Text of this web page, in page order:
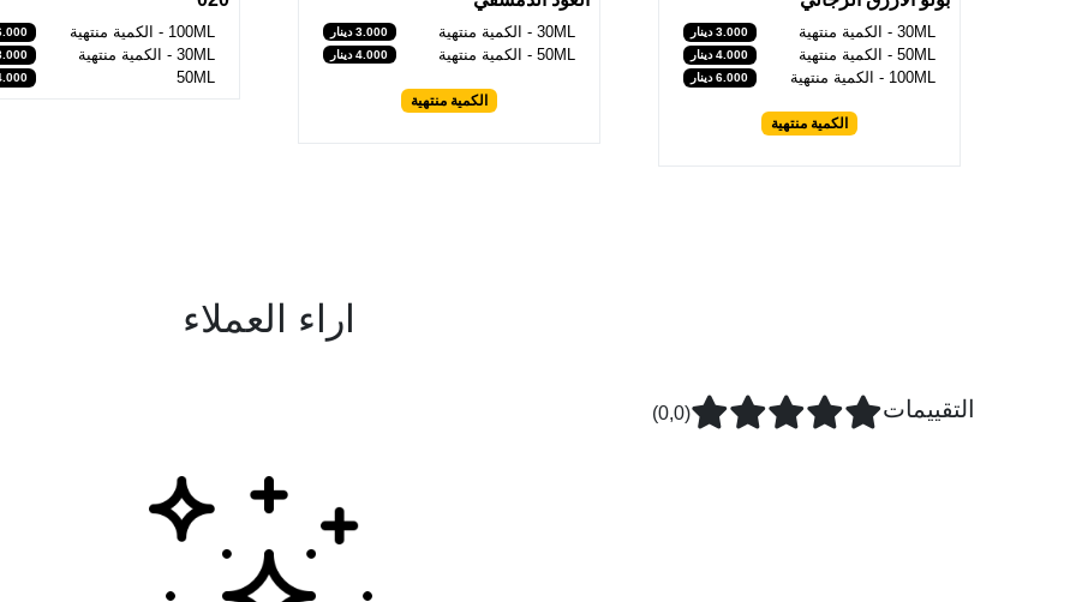
30ML - الكمية منتهية 3.000 دينار
50ML - الكمية منتهية 4.000 دينار
100ML - الكمية منتهية 6.000 دينار
الكمية منتهية
30ML - الكمية منتهية 3.000 دينار
50ML - الكمية منتهية 4.000 دينار
الكمية منتهية
100ML - الكمية منتهية 6.000
30ML - الكمية منتهية 3.000
50ML
4.000
اراء العملاء
التقييمات (0,0)